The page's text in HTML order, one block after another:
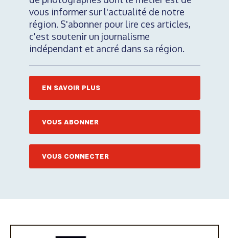
vous informer sur l'actualité de notre
région. S'abonner pour lire ces articles,
c'est soutenir un journalisme
indépendant et ancré dans sa région.
EN SAVOIR PLUS
VOUS ABONNER
VOUS CONNECTER